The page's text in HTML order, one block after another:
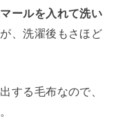
ールを入れて洗い
、洗濯後もさほど
する毛布なので、